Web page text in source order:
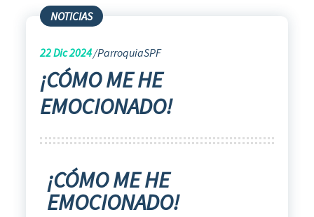
NOTICIAS
22Dic 2024 ParroquiaSPF
¡CÓMO ME HE
EMOCIONADO!
¡CÓMO ME HE
EMOCIONADO!